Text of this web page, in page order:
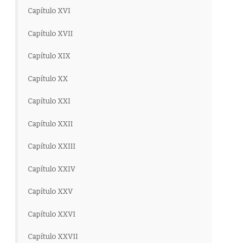
Capítulo XVI
Capítulo XVII
Capítulo XIX
Capítulo XX
Capítulo XXI
Capítulo XXII
Capítulo XXIII
Capítulo XXIV
Capítulo XXV
Capítulo XXVI
Capítulo XXVII